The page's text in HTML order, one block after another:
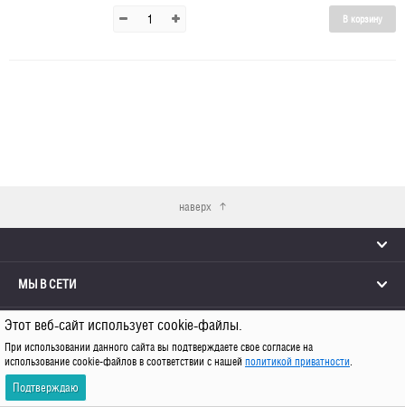
Этот веб-сайт использует cookie-файлы.
При использовании данного сайта вы подтверждаете свое согласие на
использование cookie-файлов в соответствии с нашей политикой приватности.
Подтверждаю
В корзину
наверх
МЫ В СЕТИ
КОНТАКТЫ